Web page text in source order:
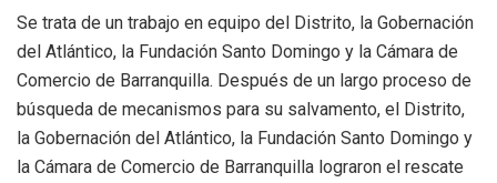
Se trata de un trabajo en equipo del Distrito, la Gobernación
del Atlántico, la Fundación Santo Domingo y la Cámara de
Comercio de Barranquilla. Después de un largo proceso de
búsqueda de mecanismos para su salvamento, el Distrito,
la Gobernación del Atlántico, la Fundación Santo Domingo y
la Cámara de Comercio de Barranquilla lograron el rescate